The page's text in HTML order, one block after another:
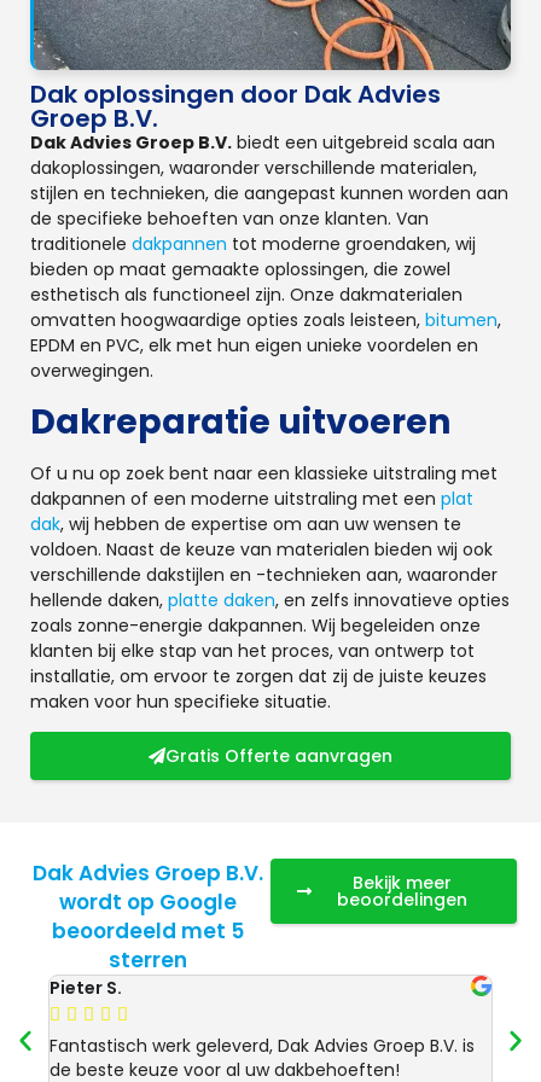
Dak oplossingen door Dak Advies
Groep B.V.
Dak Advies Groep B.V. biedt een uitgebreid scala aan
dakoplossingen, waaronder verschillende materialen,
stijlen en technieken, die aangepast kunnen worden aan
de specifieke behoeften van onze klanten. Van
traditionele dakpannen tot moderne groendaken, wij
bieden op maat gemaakte oplossingen, die zowel
esthetisch als functioneel zijn. Onze dakmaterialen
omvatten hoogwaardige opties zoals leisteen, bitumen,
EPDM en PVC, elk met hun eigen unieke voordelen en
overwegingen.
Dakreparatie uitvoeren
Of u nu op zoek bent naar een klassieke uitstraling met
dakpannen of een moderne uitstraling met een plat
dak, wij hebben de expertise om aan uw wensen te
voldoen. Naast de keuze van materialen bieden wij ook
verschillende dakstijlen en -technieken aan, waaronder
hellende daken, platte daken, en zelfs innovatieve opties
zoals zonne-energie dakpannen. Wij begeleiden onze
klanten bij elke stap van het proces, van ontwerp tot
installatie, om ervoor te zorgen dat zij de juiste keuzes
maken voor hun specifieke situatie.
Gratis Offerte aanvragen
Dak Advies Groep B.V.
wordt op Google
beoordeeld met 5
sterren
Bekijk meer
beoordelingen
Pieter S.
    
Fantastisch werk geleverd, Dak Advies Groep B.V. is
de beste keuze voor al uw dakbehoeften!